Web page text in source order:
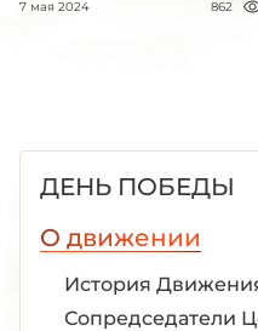
7 мая 2024 862
ДЕНЬ ПОБЕДЫ
О движении
История
Сопредседатели